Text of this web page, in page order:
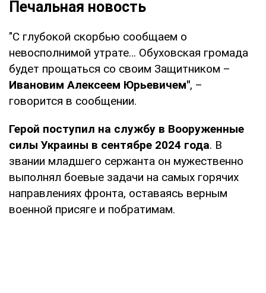
Печальная новость
"С глубокой скорбью сообщаем о
невосполнимой утрате… Обуховская громада
будет прощаться со своим Защитником –
Ивановим Алексеем Юрьевичем", –
говорится в сообщении.
Герой поступил на службу в Вооруженные
силы Украины в сентябре 2024 года. В
звании младшего сержанта он мужественно
выполнял боевые задачи на самых горячих
направлениях фронта, оставаясь верным
военной присяге и побратимам.